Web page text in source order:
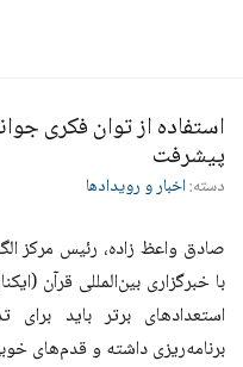
استفاده از توان فكری
پيشرفت
دسته:اخبار و رویدادها
صادق واعظ‌ زاده، رئيس مركز
با خبرگزاری بين‌المللی قرآن
استعدادهای برتر بايد
برنامه‌ريزی داشته و قدم‌های